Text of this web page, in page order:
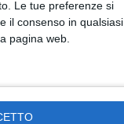
Le tue preferenze si
il consenso in qualsiasi
pagina web.